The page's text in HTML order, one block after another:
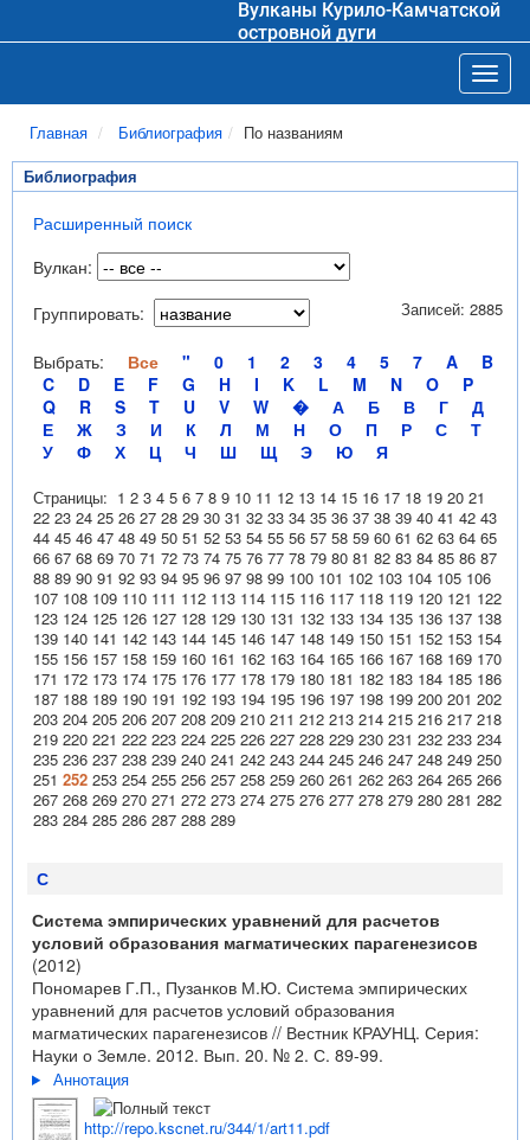
Вулканы Курило-Камчатской
островной дуги
Главная Библиография По названиям
Библиография
Расширенный поиск
Вулкан:
Группировать:
Выбрать: Все " 0 1 2 3 4 5 7 A
B
C
D E F G H I K L M N O
P
Q
R S T U V W � А Б В Г
Д
Е
Ж З И К Л М Н О П Р С
Т
У
Ф Х Ц Ч Ш Щ Э Ю Я
Записей: 2885
Страницы: 1 2 3 4 5 6 7 8 9 10 11 12 13 14 15 16 17 18 19 20 21
22 23 24 25 26 27 28 29 30 31 32 33 34 35 36 37 38 39 40 41 42 43
44 45 46 47 48 49 50 51 52 53 54 55 56 57 58 59 60 61 62 63 64 65
66 67 68 69 70 71 72 73 74 75 76 77 78 79 80 81 82 83 84 85 86 87
88 89 90 91 92 93 94 95 96 97 98 99 100 101 102 103 104 105 106
107 108 109 110 111 112 113 114 115 116 117 118 119 120 121 122
123 124 125 126 127 128 129 130 131 132 133 134 135 136 137 138
139 140 141 142 143 144 145 146 147 148 149 150 151 152 153 154
155 156 157 158 159 160 161 162 163 164 165 166 167 168 169 170
171 172 173 174 175 176 177 178 179 180 181 182 183 184 185 186
187 188 189 190 191 192 193 194 195 196 197 198 199 200 201 202
203 204 205 206 207 208 209 210 211 212 213 214 215 216 217 218
219 220 221 222 223 224 225 226 227 228 229 230 231 232 233 234
235 236 237 238 239 240 241 242 243 244 245 246 247 248 249 250
251 252 253 254 255 256 257 258 259 260 261 262 263 264 265 266
267 268 269 270 271 272 273 274 275 276 277 278 279 280 281 282
283 284 285 286 287 288 289
С
Система эмпирических уравнений для расчетов
условий образования магматических парагенезисов
(2012)
Пономарев Г.П., Пузанков М.Ю. Система эмпирических
уравнений для расчетов условий образования
магматических парагенезисов // Вестник КРАУНЦ. Серия:
Науки о Земле. 2012. Вып. 20. № 2. С. 89-99.
Аннотация
http://repo.kscnet.ru/344/1/art11.pdf